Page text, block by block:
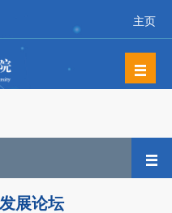
主页
展论坛